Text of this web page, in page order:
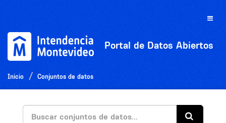
Toggle
Portal de Datos Abiertos
Inicio Conjuntos de datos